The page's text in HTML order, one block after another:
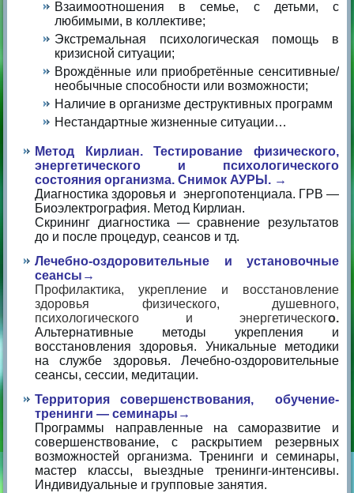
Взаимоотношения в семье, с детьми, с
любимыми, в коллективе;
Экстремальная психологическая помощь в
кризисной ситуации;
Врождённые или приобретённые сенситивные/
необычные способности или возможности;
Наличие в организме деструктивных программ
Нестандартные жизненные ситуации…
Метод Кирлиан. Тестирование физического,
энергетического и психологического
состояния организма. Снимок АУРЫ. →
Диагностика здоровья и энергопотенциала. ГРВ —
Биоэлектрография. Метод Кирлиан.
Скрининг диагностика — сравнение результатов
до и после процедур, сеансов и тд.
Лечебно-оздоровительные и установочные
сеансы→
Профилактика, укрепление и восстановление
здоровья физического, душевного,
психологического и энергетического.
Альтернативные методы укрепления и
восстановления здоровья. Уникальные методики
на службе здоровья. Лечебно-оздоровительные
сеансы, сессии, медитации.
Территория совершенствования, обучение-
тренинги — семинары→
Программы направленные на саморазвитие и
совершенствование, с раскрытием резервных
возможностей организма. Тренинги и семинары,
мастер классы, выездные тренинги-интенсивы.
Индивидуальные и групповые занятия.